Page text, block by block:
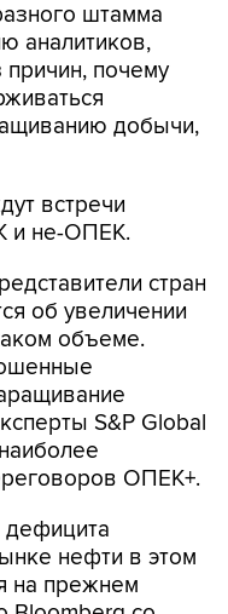
штамма
аналитиков,
почему
добычи,
встречи
и не-ОПЕК.
стран
об увеличении
объеме.
S&P Global
ОПЕК+.
нефти в этом
на прежнем